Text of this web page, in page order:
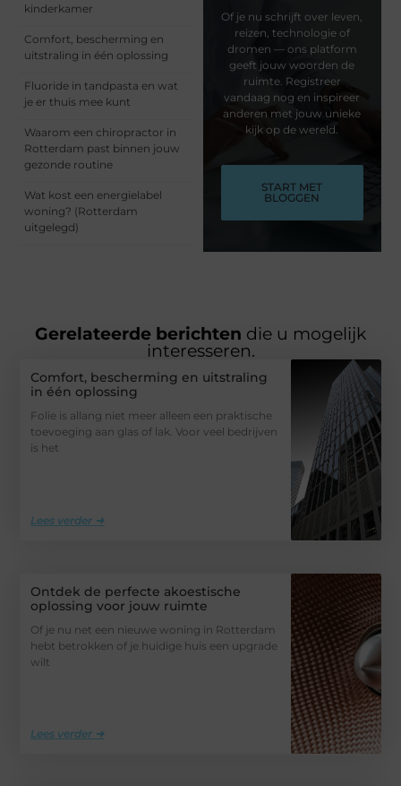
kinderkamer
Comfort, bescherming en
uitstraling in één oplossing
Fluoride in tandpasta en wat
je er thuis mee kunt
Waarom een chiropractor in
Rotterdam past binnen jouw
gezonde routine
Wat kost een energielabel
woning? (Rotterdam
uitgelegd)
Of je nu schrijft over leven,
reizen, technologie of
dromen — ons platform
geeft jouw woorden de
ruimte. Registreer
vandaag nog en inspireer
anderen met jouw unieke
kijk op de wereld.
START MET
BLOGGEN
Gerelateerde berichten die u mogelijk
interesseren.
Comfort, bescherming en uitstraling
in één oplossing
Folie is allang niet meer alleen een praktische
toevoeging aan glas of lak. Voor veel bedrijven
is het
Lees verder ➜
Ontdek de perfecte akoestische
oplossing voor jouw ruimte
Of je nu net een nieuwe woning in Rotterdam
hebt betrokken of je huidige huis een upgrade
wilt
Lees verder ➜